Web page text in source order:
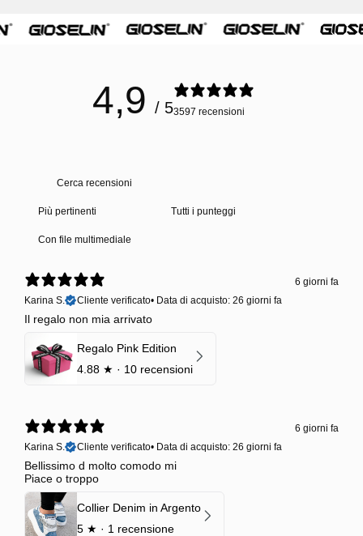
4,9 / 53597 recensioni
Con file multimediale
6 giorni fa
Karina S.
Cliente verificato• Data di acquisto: 26 giorni fa
Il regalo non mia arrivato
Regalo Pink Edition
4.88 ★ · 10 recensioni
6 giorni fa
Karina S.
Cliente verificato• Data di acquisto: 26 giorni fa
Bellissimo d molto comodo mi
Piace o troppo
Collier Denim in Argento
5 ★ · 1 recensione